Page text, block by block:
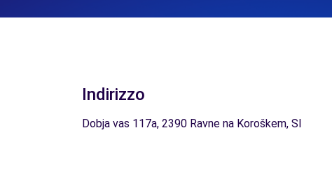
Indirizzo
Dobja vas 117a, 2390 Ravne na Koroškem, SI